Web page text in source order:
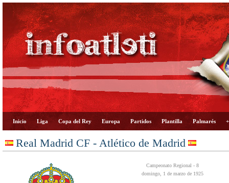
Inicio Liga Copa del Rey Europa Partidos Plantilla Palmarés
Real Madrid CF - Atlético de Madrid
Campeonato Regional - 8
domingo, 1 de marzo de 1925